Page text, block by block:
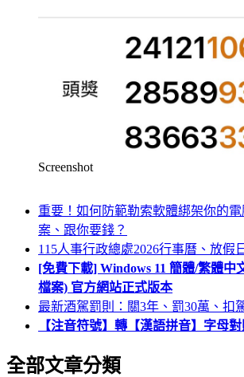
Screenshot
重要！如何防範勒索軟體綁架你的
案、跟你要錢？
115人事行政總處2026行事曆、放假日
[免費下載] Windows 11 簡體/繁體中
檔案) 官方網站正式版本
最新酒駕罰則：關3年、罰30萬、扣
【注音符號】轉【漢語拼音】字母
全部文章分類